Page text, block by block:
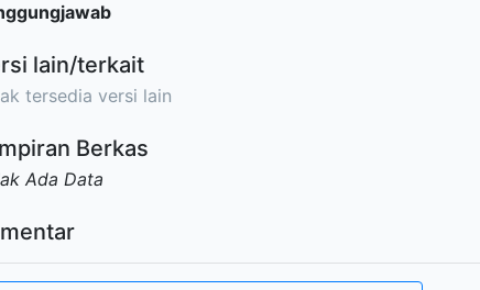
lain/terkait
tersedia versi lain
Berkas
Ada Data